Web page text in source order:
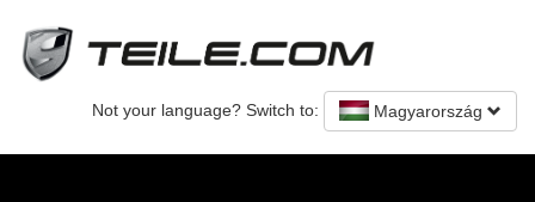
Not your language? Switch to: Magyarország